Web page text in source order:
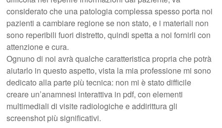
considerato che una patologia complessa spesso porta noi
pazienti a cambiare regione se non stato, e i materiali non
sono reperibili fuori distretto, quindi spetta a noi fornirli con
attenzione e cura.
Ognuno di noi avrà qualche caratteristica propria che potrà
aiutarlo in questo aspetto, vista la mia professione mi sono
dedicato alla parte più tecnica: non mi è stato difficile
creare un’anamnesi interattiva in pdf, con elementi
multimediali di visite radiologiche e addirittura gli
screenshot più significativi.